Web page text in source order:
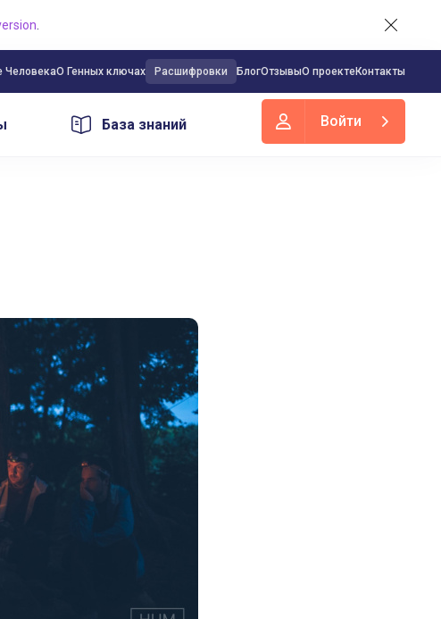
ЧеловекаО Генных ключах Расшифровки БлогОтзывыО проектеКонтакты
База знаний Войти